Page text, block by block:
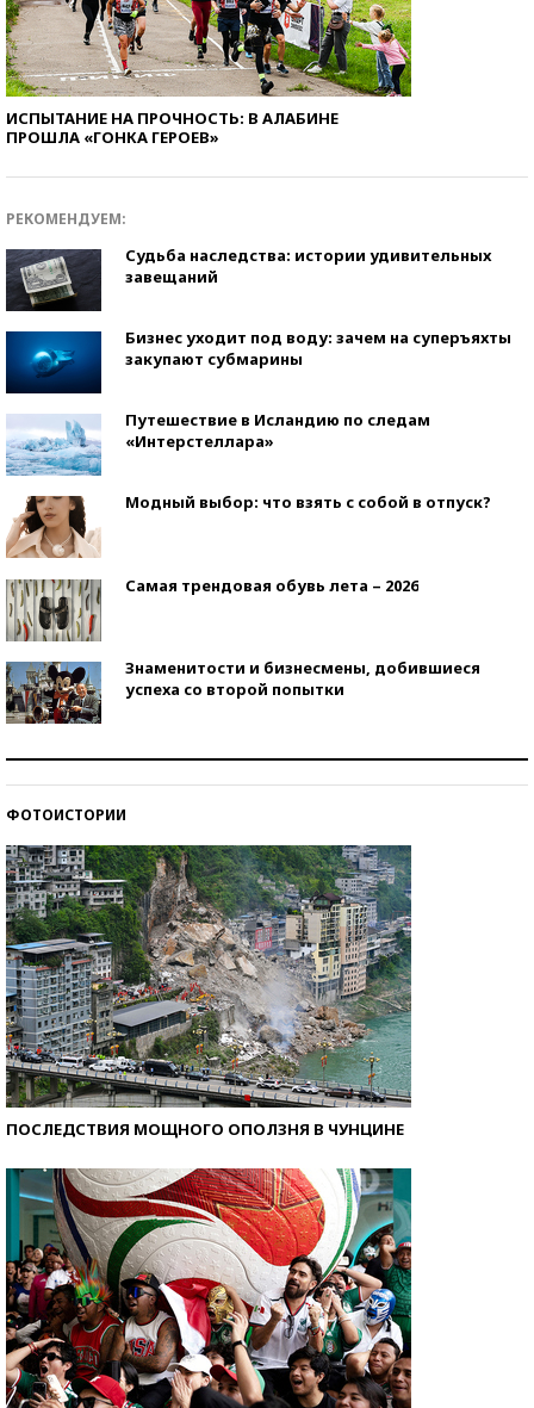
ИСПЫТАНИЕ НА ПРОЧНОСТЬ: В АЛАБИНЕ
ПРОШЛА «ГОНКА ГЕРОЕВ»
РЕКОМЕНДУЕМ:
Судьба наследства: истории удивительных
завещаний
Бизнес уходит под воду: зачем на суперъяхты
закупают субмарины
Путешествие в Исландию по следам
«Интерстеллара»
Модный выбор: что взять с собой в отпуск?
Самая трендовая обувь лета – 2026
Знаменитости и бизнесмены, добившиеся
успеха со второй попытки
ФОТОИСТОРИИ
ПОСЛЕДСТВИЯ МОЩНОГО ОПОЛЗНЯ В ЧУНЦИНЕ